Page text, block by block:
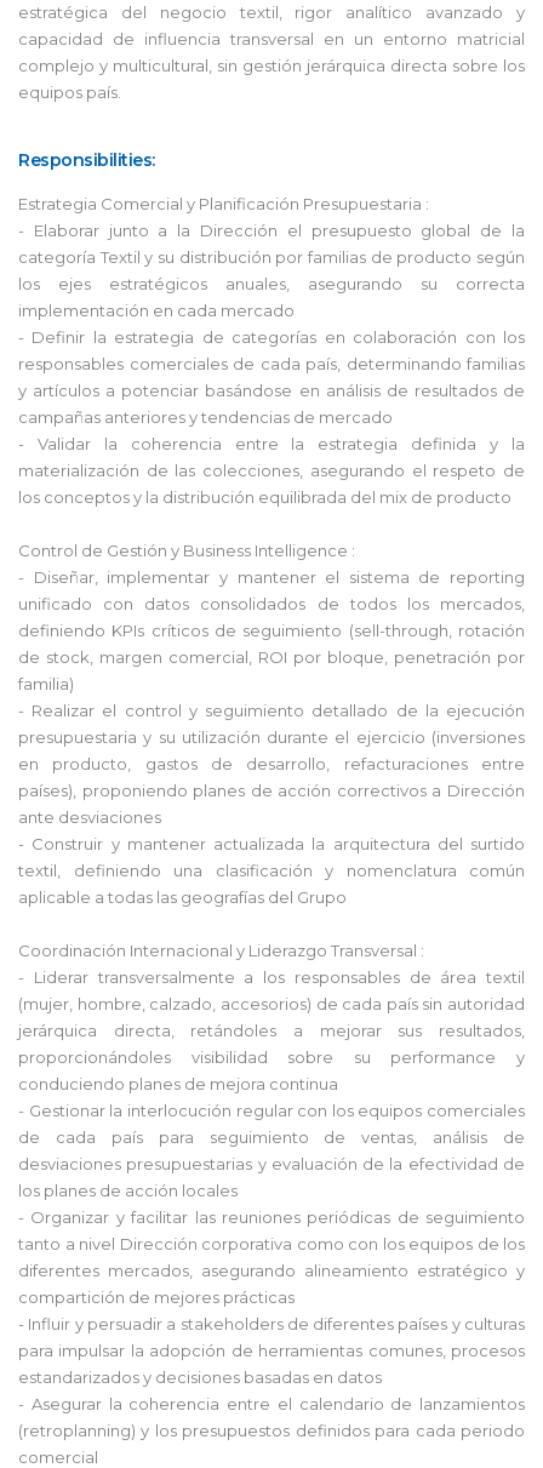
estratégica del negocio textil, rigor analítico avanzado y
capacidad de influencia transversal en un entorno matricial
complejo y multicultural, sin gestión jerárquica directa sobre los
equipos país.
Responsibilities:
Estrategia Comercial y Planificación Presupuestaria :
- Elaborar junto a la Dirección el presupuesto global de la
categoría Textil y su distribución por familias de producto según
los ejes estratégicos anuales, asegurando su correcta
implementación en cada mercado
- Definir la estrategia de categorías en colaboración con los
responsables comerciales de cada país, determinando familias
y artículos a potenciar basándose en análisis de resultados de
campañas anteriores y tendencias de mercado
- Validar la coherencia entre la estrategia definida y la
materialización de las colecciones, asegurando el respeto de
los conceptos y la distribución equilibrada del mix de producto
Control de Gestión y Business Intelligence :
- Diseñar, implementar y mantener el sistema de reporting
unificado con datos consolidados de todos los mercados,
definiendo KPIs críticos de seguimiento (sell-through, rotación
de stock, margen comercial, ROI por bloque, penetración por
familia)
- Realizar el control y seguimiento detallado de la ejecución
presupuestaria y su utilización durante el ejercicio (inversiones
en producto, gastos de desarrollo, refacturaciones entre
países), proponiendo planes de acción correctivos a Dirección
ante desviaciones
- Construir y mantener actualizada la arquitectura del surtido
textil, definiendo una clasificación y nomenclatura común
aplicable a todas las geografías del Grupo
Coordinación Internacional y Liderazgo Transversal :
- Liderar transversalmente a los responsables de área textil
(mujer, hombre, calzado, accesorios) de cada país sin autoridad
jerárquica directa, retándoles a mejorar sus resultados,
proporcionándoles visibilidad sobre su performance y
conduciendo planes de mejora continua
- Gestionar la interlocución regular con los equipos comerciales
de cada país para seguimiento de ventas, análisis de
desviaciones presupuestarias y evaluación de la efectividad de
los planes de acción locales
- Organizar y facilitar las reuniones periódicas de seguimiento
tanto a nivel Dirección corporativa como con los equipos de los
diferentes mercados, asegurando alineamiento estratégico y
compartición de mejores prácticas
- Influir y persuadir a stakeholders de diferentes países y culturas
para impulsar la adopción de herramientas comunes, procesos
estandarizados y decisiones basadas en datos
- Asegurar la coherencia entre el calendario de lanzamientos
(retroplanning) y los presupuestos definidos para cada periodo
comercial